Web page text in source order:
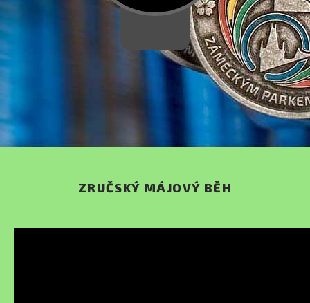
ZRUČSKÝ MÁJOVÝ BĚH